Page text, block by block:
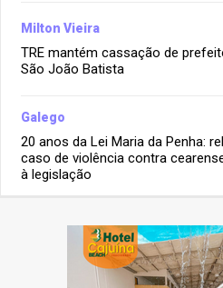
Milton Vieira
TRE mantém cassação de
São João Batista
Galego
20 anos da Lei Maria da Penha:
caso de violência contra
à legislação